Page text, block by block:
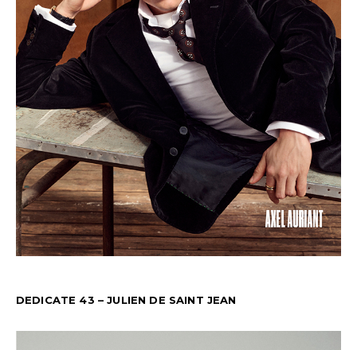
DEDICATE 43 – JULIEN DE SAINT JEAN